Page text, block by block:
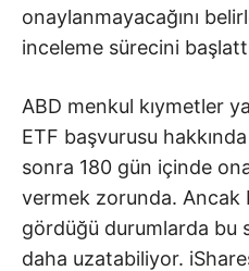
onaylanmayacağını
inceleme sürecini
ABD menkul kıymetler
ETF başvurusu
sonra 180 gün içinde
vermek zorunda. Ancak
gördüğü durumlarda bu
daha uzatabiliyor.